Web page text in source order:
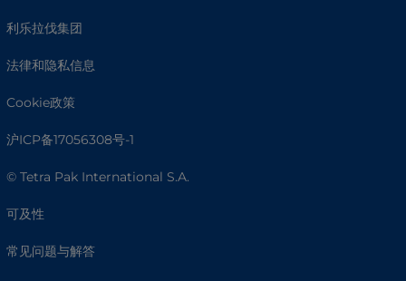
利乐拉伐集团
法律和隐私信息
Cookie政策
沪ICP备17056308号-1
© Tetra Pak International S.A.
可及性
常见问题与解答